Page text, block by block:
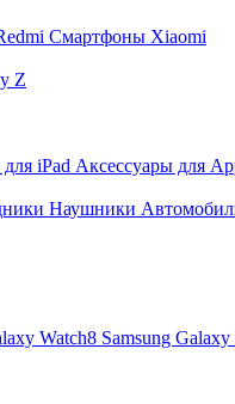
Смартфоны Xiaomi
Z
iPad Аксессуары для
Наушники
Watch8 Samsung